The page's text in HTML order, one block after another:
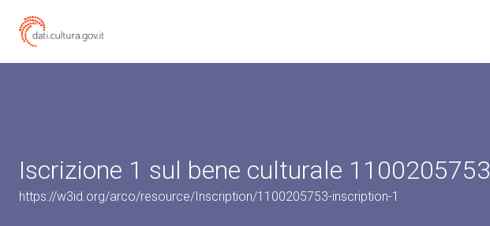
Iscrizione 1 sul bene culturale 1100205753
https://w3id.org/arco/resource/Inscription/1100205753-inscription-1